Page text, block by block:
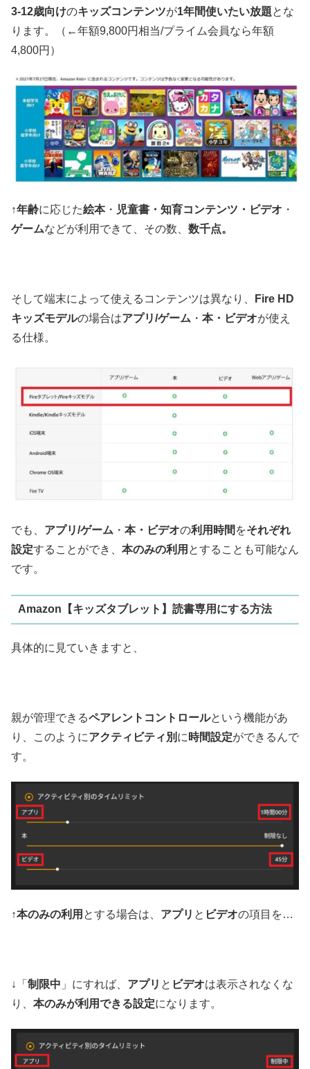
3-12歳向けのキッズコンテンツが1年間使いたい放題とな
ります。（←年額9,800円相当/プライム会員なら年額
4,800円）
↑年齢に応じた絵本・ 児童書 ・知育コンテンツ ・ビデオ ・
ゲームなどが利用できて、その数、 数千点。
そして端末によって使えるコンテンツは異なり、
Fire HD
キッズモデルの場合はアプリ/ゲーム ・ 本・ ビデオが使え
る仕様。
でも、 アプリ/ゲーム ・ 本・ ビデオの利用時間 をそれぞれ
設定することができ、 本のみの利用 とすることも可能なん
です。
Amazon【キッズタブレット】読書専用にする方法
具体的に見ていきますと、
親が管理できるペアレントコントロールという機能があ
り、このようにアクティビティ別 に 時間設定ができるんで
す。
↑本のみの利用 とする場合は、 アプリ と ビデオの項目を…
↓「 制限中 」にすれば、 アプリ と ビデオは表示されなくな
り、 本のみが利用できる設定になります。